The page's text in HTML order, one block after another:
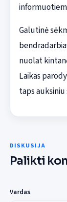
Galutinė
nuolat
Laikas
taps
DISKUSIJA
Palikti
Vardas